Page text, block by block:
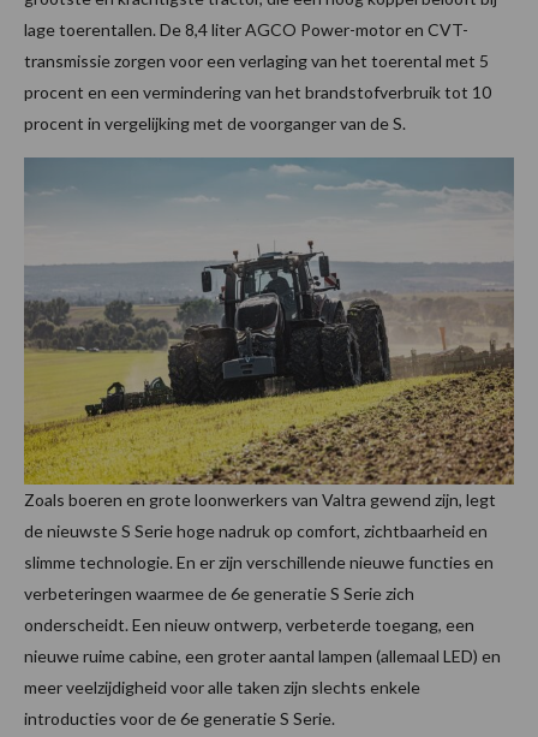
lage toerentallen. De 8,4 liter AGCO Power-motor en CVT-
transmissie zorgen voor een verlaging van het toerental met 5
procent en een vermindering van het brandstofverbruik tot 10
procent in vergelijking met de voorganger van de S.
Zoals boeren en grote loonwerkers van Valtra gewend zijn, legt
de nieuwste S Serie hoge nadruk op comfort, zichtbaarheid en
slimme technologie. En er zijn verschillende nieuwe functies en
verbeteringen waarmee de 6e generatie S Serie zich
onderscheidt. Een nieuw ontwerp, verbeterde toegang, een
nieuwe ruime cabine, een groter aantal lampen (allemaal LED) en
meer veelzijdigheid voor alle taken zijn slechts enkele
introducties voor de 6e generatie S Serie.